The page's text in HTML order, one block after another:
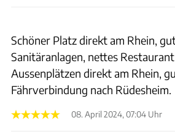
Schöner Platz direkt am Rhein,
Sanitäranlagen, nettes
Aussenplätzen direkt am Rhein,
Fährverbindung nach Rüdesheim.
08. April 2024, 07:04 Uhr